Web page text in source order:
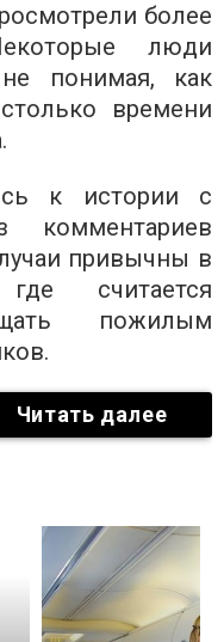
более
люди
понимая, как
времени
к истории с
привычны в
считается
пожилым
Читать далее